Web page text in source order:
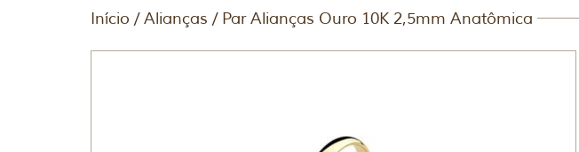
Início /Alianças / Par Alianças Ouro 10K 2,5mm Anatômica